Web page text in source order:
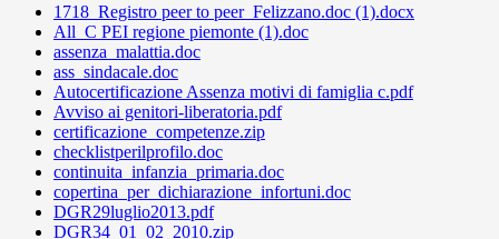
1718_Registro peer to peer_Felizzano.doc (1).docx
All_C PEI regione piemonte (1).doc
assenza_malattia.doc
ass_sindacale.doc
Autocertificazione Assenza motivi di famiglia c.pdf
Avviso ai genitori-liberatoria.pdf
certificazione_competenze.zip
checklistperilprofilo.doc
continuita_infanzia_primaria.doc
copertina_per_dichiarazione_infortuni.doc
DGR29luglio2013.pdf
DGR34_01_02_2010.zip